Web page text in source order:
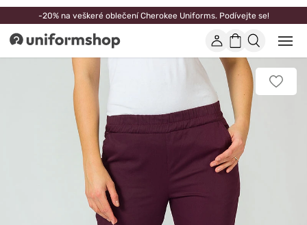
-20% na veškeré oblečení Cherokee Uniforms. Podívejte se!
Uniformshop ÚčetNákupní
košík
nebo
zavřít
Přidat
k